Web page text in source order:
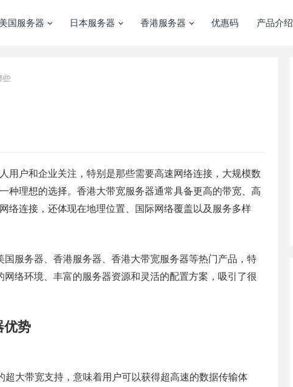
美国服务器 日本服务器 香港服务器 优惠码 产品介绍
些
用户和企业关注，特别是那些需要高速网络连接，大规模数
种理想的选择。香港大带宽服务器通常具备更高的带宽、高
络连接，还体现在地理位置、国际网络覆盖以及服务多样
服务器、香港服务器、香港大带宽服务器等热门产品，特
络环境、丰富的服务器资源和灵活的配置方案，吸引了很
优势
大带宽支持，意味着用户可以获得超高速的数据传输体